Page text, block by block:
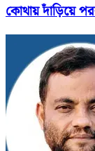
কোথায় দাঁড়িয়ে